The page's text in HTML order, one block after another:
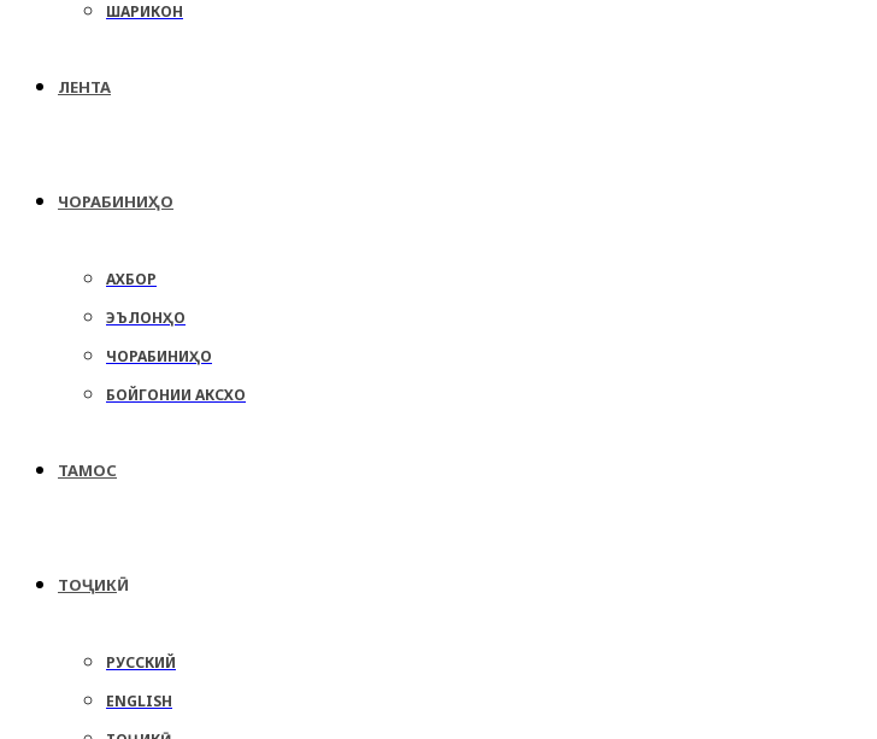
ШАРИКОН
ЛЕНТА
ЧОРАБИНИҲО
АХБОР
ЭЪЛОНҲО
ЧОРАБИНИҲО
БОЙГОНИИ АКСХО
ТАМОС
ТОҶИКӢ
РУССКИЙ
ENGLISH